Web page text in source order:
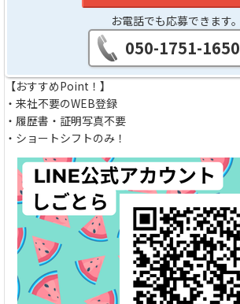
お電話でも応募できます。
050-1751-1650
【おすすめPoint！】
・来社不要のWEB登録
・履歴書・証明写真不要
・ショートシフトのみ！